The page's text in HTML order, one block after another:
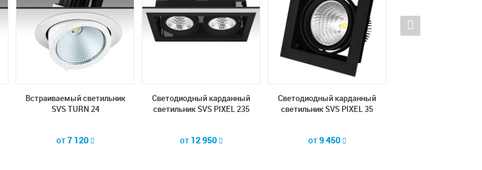
Встраиваемый светильник
SVS TURN 24
от7 120
Светодиодный карданный
светильник SVS PIXEL 235
от 12 950
Светодиодный карданный
светильник SVS PIXEL 35
от9 450